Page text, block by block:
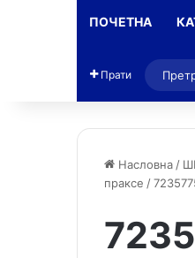
ПОЧЕТНА
Прати
Насловна /
праксе /